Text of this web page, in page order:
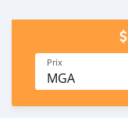
Prix
MGA